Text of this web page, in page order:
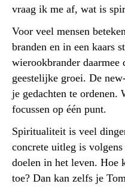
vraag ik me af, wat is
Voor veel mensen
branden en in een kaars
wierookbrander
geestelijke groei. De
je gedachten te ordenen.
focussen op één punt.
Spiritualiteit is veel
concrete uitleg is
doelen in het leven. Hoe
toe? Dan kan zelfs je